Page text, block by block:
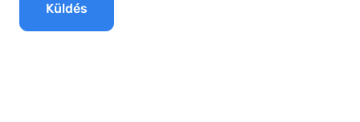
Küldés